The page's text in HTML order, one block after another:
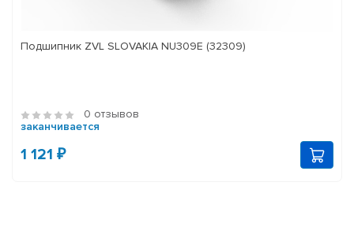
Подшипник ZVL SLOVAKIA NU309E (32309)
0 отзывов
заканчивается
1 121 ₽